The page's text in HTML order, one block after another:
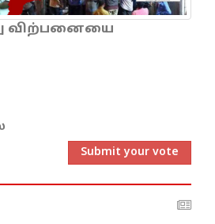
விற்பனையை
Submit your vote